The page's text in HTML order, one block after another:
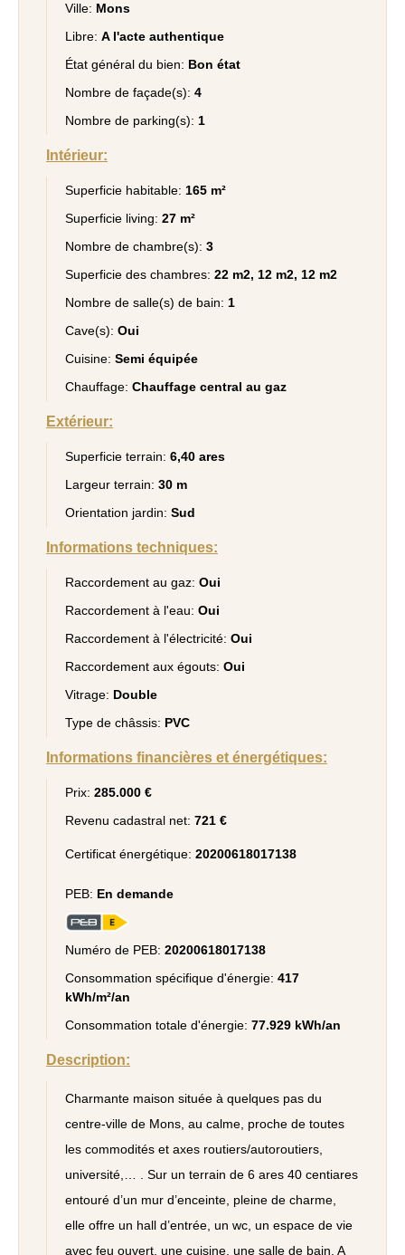
Ville: Mons
Libre: A l'acte authentique
État général du bien: Bon état
Nombre de façade(s): 4
Nombre de parking(s): 1
Intérieur:
Superficie habitable: 165 m²
Superficie living: 27 m²
Nombre de chambre(s): 3
Superficie des chambres: 22 m2, 12 m2, 12 m2
Nombre de salle(s) de bain: 1
Cave(s): Oui
Cuisine: Semi équipée
Chauffage: Chauffage central au gaz
Extérieur:
Superficie terrain: 6,40 ares
Largeur terrain: 30 m
Orientation jardin: Sud
Informations techniques:
Raccordement au gaz: Oui
Raccordement à l'eau: Oui
Raccordement à l'électricité: Oui
Raccordement aux égouts: Oui
Vitrage: Double
Type de châssis: PVC
Informations financières et énergétiques:
Prix: 285.000 €
Revenu cadastral net: 721 €
Certificat énergétique: 20200618017138
PEB: En demande
Numéro de PEB: 20200618017138
Consommation spécifique d'énergie: 417
kWh/m²/an
Consommation totale d'énergie: 77.929 kWh/an
Description:
Charmante maison située à quelques pas du
centre-ville de Mons, au calme, proche de toutes
les commodités et axes routiers/autoroutiers,
université,… . Sur un terrain de 6 ares 40 centiares
entouré d’un mur d’enceinte, pleine de charme,
elle offre un hall d’entrée, un wc, un espace de vie
avec feu ouvert, une cuisine, une salle de bain. A